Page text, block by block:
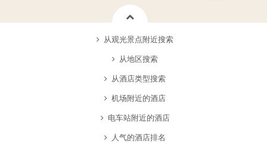
从观光景点附近搜索
从地区搜索
从酒店类型搜索
机场附近的酒店
电车站附近的酒店
人气的酒店排名